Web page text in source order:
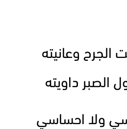
وعانيته
الصبر داويته
ولا احساسي